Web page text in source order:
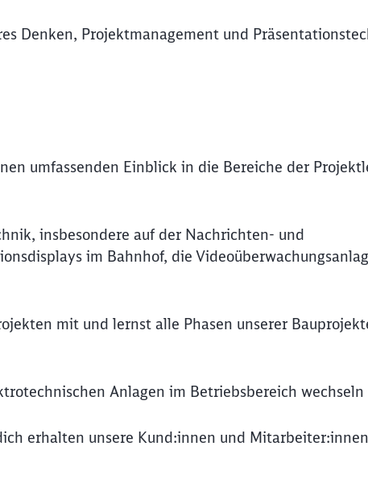
Denken, Projektmanagement und
umfassenden Einblick in die Bereiche der
insbesondere auf der Nachrichten- und
im Bahnhof, die
mit und lernst alle Phasen unserer
Anlagen im Betriebsbereich wechseln
erhalten unsere Kund:innen und Mitarbeiter:innen